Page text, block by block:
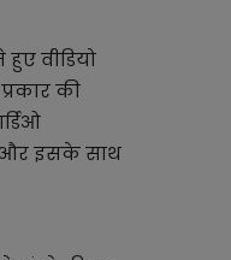
वीडियो
की
और इसके साथ